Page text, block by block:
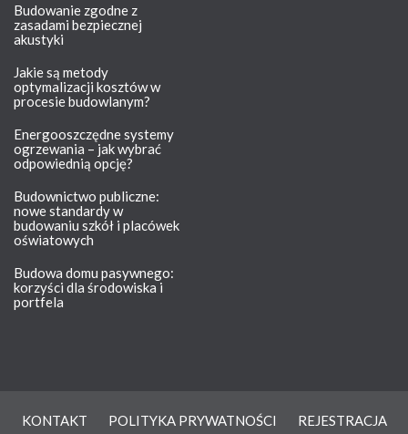
Budowanie zgodne z
zasadami bezpiecznej
akustyki
Jakie są metody
optymalizacji kosztów w
procesie budowlanym?
Energooszczędne systemy
ogrzewania – jak wybrać
odpowiednią opcję?
Budownictwo publiczne:
nowe standardy w
budowaniu szkół i placówek
oświatowych
Budowa domu pasywnego:
korzyści dla środowiska i
portfela
KONTAKT POLITYKA PRYWATNOŚCI REJESTRACJA